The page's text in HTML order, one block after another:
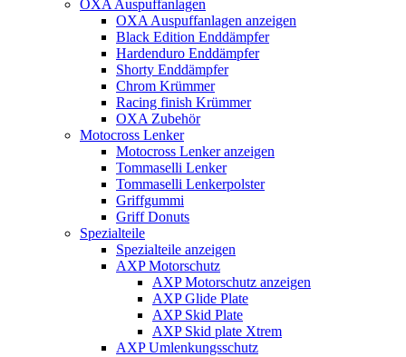
OXA Auspuffanlagen
OXA Auspuffanlagen anzeigen
Black Edition Enddämpfer
Hardenduro Enddämpfer
Shorty Enddämpfer
Chrom Krümmer
Racing finish Krümmer
OXA Zubehör
Motocross Lenker
Motocross Lenker anzeigen
Tommaselli Lenker
Tommaselli Lenkerpolster
Griffgummi
Griff Donuts
Spezialteile
Spezialteile anzeigen
AXP Motorschutz
AXP Motorschutz anzeigen
AXP Glide Plate
AXP Skid Plate
AXP Skid plate Xtrem
AXP Umlenkungsschutz